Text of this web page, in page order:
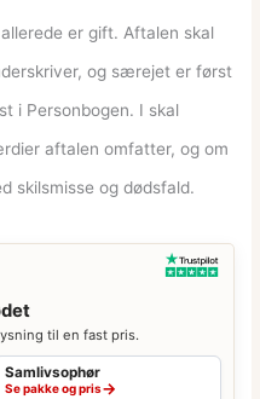
er gift. Aftalen skal
og særejet er først
i Personbogen. I skal
aftalen omfatter, og om
skilsmisse og dødsfald.
til en fast pris.
Samlivsophør
Se pakke og pris→